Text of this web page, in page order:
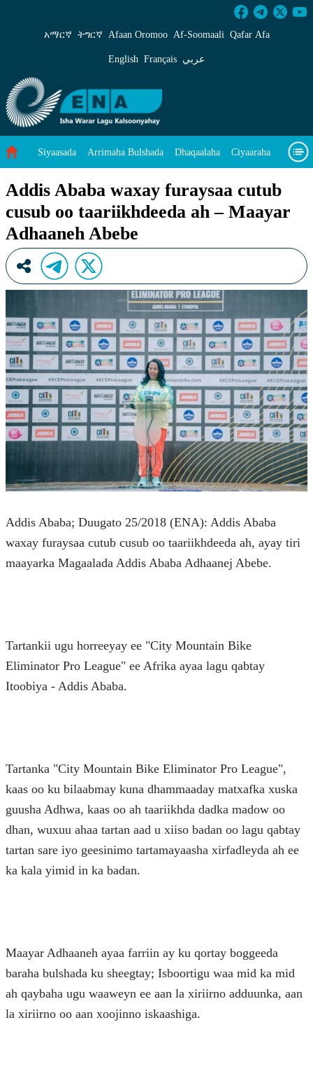
Addis Ababa waxay furaysaa cutub cusub oo
አማርኛ ትግርኛ Afaan Oromoo Af‑Soomaali Qafar Afa
English Français عربي
Siyaasada Arrimaha Bulshada Dhaqaalaha Ciyaaraha
Wararka Caalamka Qodobada Tilmaamaha Muuqaalo
Arrimaheena
Addis Ababa waxay furaysaa cutub
cusub oo taariikhdeeda ah – Maayar
Adhaaneh Abebe
Addis Ababa; Duugato 25/2018 (ENA): Addis Ababa
waxay furaysaa cutub cusub oo taariikhdeeda ah, ayay tiri
maayarka Magaalada Addis Ababa Adhaanej Abebe.
Tartankii ugu horreeyay ee "City Mountain Bike
Eliminator Pro League" ee Afrika ayaa lagu qabtay
Itoobiya - Addis Ababa.
Tartanka "City Mountain Bike Eliminator Pro League",
kaas oo ku bilaabmay kuna dhammaaday matxafka xuska
guusha Adhwa, kaas oo ah taariikhda dadka madow oo
dhan, wuxuu ahaa tartan aad u xiiso badan oo lagu qabtay
tartan sare iyo geesinimo tartamayaasha xirfadleyda ah ee
ka kala yimid in ka badan.
Maayar Adhaaneh ayaa farriin ay ku qortay boggeeda
baraha bulshada ku sheegtay; Isboortigu waa mid ka mid
ah qaybaha ugu waaweyn ee aan la xiriirno adduunka, aan
la xiriirno oo aan xoojinno iskaashiga.